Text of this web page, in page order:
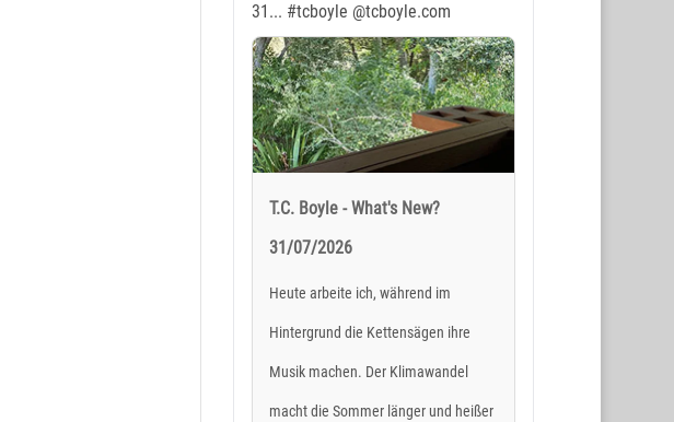
31... #tcboyle @tcboyle.com
T.C. Boyle - What's New?
31/07/2026
Heute arbeite ich, während im
Hintergrund die Kettensägen ihre
Musik machen. Der Klimawandel
macht die Sommer länger und heißer